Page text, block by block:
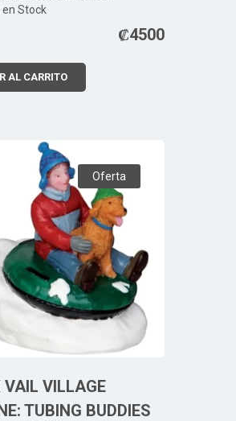
en Stock
₡4500
AL CARRITO
Oferta
VAIL VILLAGE
TUBING BUDDIES